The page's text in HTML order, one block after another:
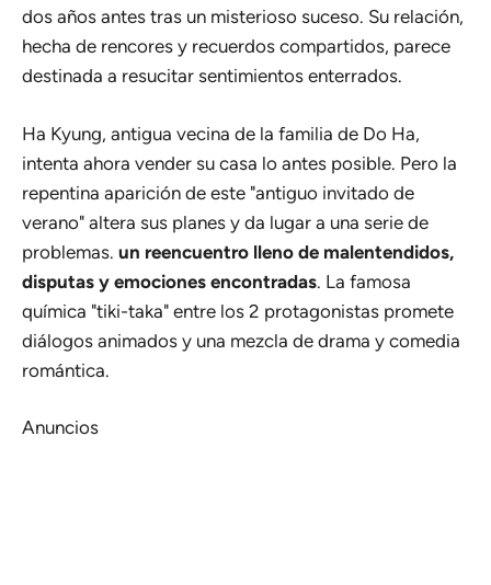
dos años antes tras un misterioso suceso. Su relación,
hecha de rencores y recuerdos compartidos, parece
destinada a resucitar sentimientos enterrados.
Ha Kyung, antigua vecina de la familia de Do Ha,
intenta ahora vender su casa lo antes posible. Pero la
repentina aparición de este "antiguo invitado de
verano" altera sus planes y da lugar a una serie de
problemas. un reencuentro lleno de malentendidos,
disputas y emociones encontradas. La famosa
química "tiki-taka" entre los 2 protagonistas promete
diálogos animados y una mezcla de drama y comedia
romántica.
Anuncios